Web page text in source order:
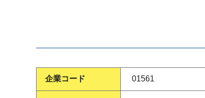
企業コード 01561